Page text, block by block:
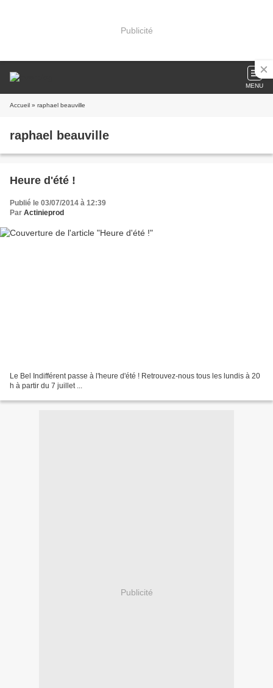
Publicité
MENU
Accueil » raphael beauville
raphael beauville
Heure d'été !
Publié le 03/07/2014 à 12:39
Par Actinieprod
Le Bel Indifférent passe à l'heure d'été ! Retrouvez-nous tous les lundis à 20
h à partir du 7 juillet ...
Publicité